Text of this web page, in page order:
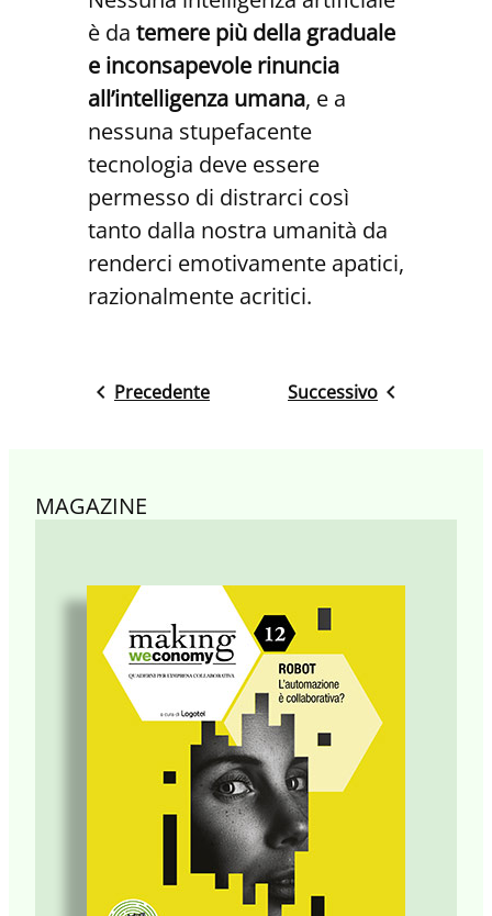
è da temere più della graduale
e inconsapevole rinuncia
all’intelligenza umana, e a
nessuna stupefacente
tecnologia deve essere
permesso di distrarci così
tanto dalla nostra umanità da
renderci emotivamente apatici,
razionalmente acritici.
Precedente Successivo
MAGAZINE